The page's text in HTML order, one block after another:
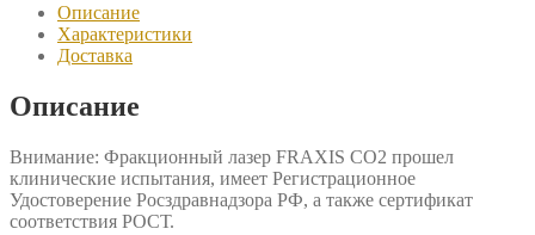
Описание
Характеристики
Доставка
Описание
Внимание: Фракционный лазер FRAXIS CO2 прошел
клинические испытания, имеет Регистрационное
Удостоверение Росздравнадзора РФ, а также сертификат
соответствия РОСТ.